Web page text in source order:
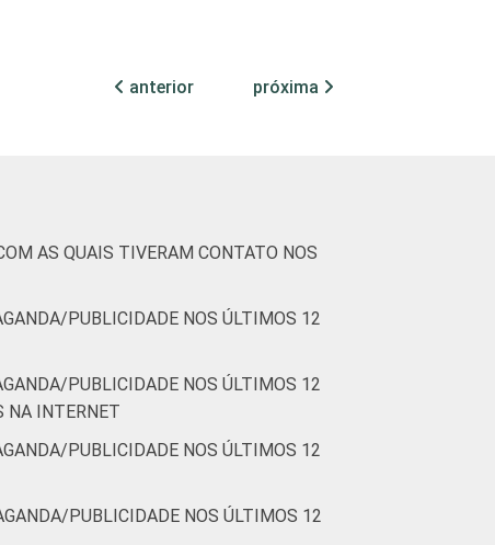
anterior próxima
AS QUAIS TIVERAM CONTATO NOS
PUBLICIDADE NOS ÚLTIMOS 12
PUBLICIDADE NOS ÚLTIMOS 12
NA INTERNET
PUBLICIDADE NOS ÚLTIMOS 12
PUBLICIDADE NOS ÚLTIMOS 12